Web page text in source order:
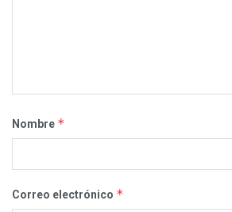
Nombre *
Correo electrónico *